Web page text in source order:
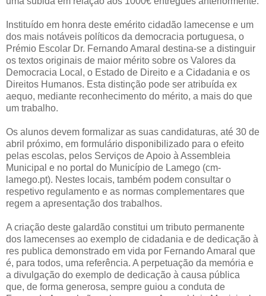
Instituído em honra deste emérito cidadão lamecense e um
dos mais notáveis políticos da democracia portuguesa, o
Prémio Escolar Dr. Fernando Amaral destina-se a distinguir
os textos originais de maior mérito sobre os Valores da
Democracia Local, o Estado de Direito e a Cidadania e os
Direitos Humanos. Esta distinção pode ser atribuída ex
aequo, mediante reconhecimento do mérito, a mais do que
um trabalho.
Os alunos devem formalizar as suas candidaturas, até 30 de
abril próximo, em formulário disponibilizado para o efeito
pelas escolas, pelos Serviços de Apoio à Assembleia
Municipal e no portal do Município de Lamego (cm-
lamego.pt). Nestes locais, também podem consultar o
respetivo regulamento e as normas complementares que
regem a apresentação dos trabalhos.
A criação deste galardão constitui um tributo permanente
dos lamecenses ao exemplo de cidadania e de dedicação à
res publica demonstrado em vida por Fernando Amaral que
é, para todos, uma referência. A perpetuação da memória e
a divulgação do exemplo de dedicação à causa pública
que, de forma generosa, sempre guiou a conduta de